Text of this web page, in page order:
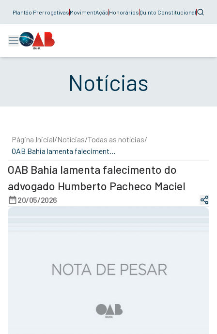
Plantão Prerrogativas MovimentAção Honorários Quinto Constitucional
Notícias
Página Inicial/Notícias/Todas as notícias/
OAB Bahia lamenta falecimento do
advogado Humberto Pacheco Maciel
20/05/2026